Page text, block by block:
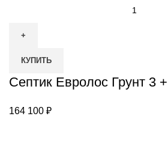
Септик
Грунт
3
КУПИТЬ
Септик Евролос Грунт 3 +
164 100 ₽